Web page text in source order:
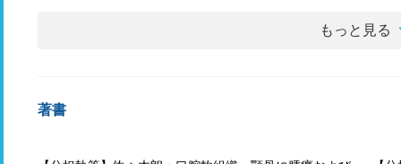
もっと見る
著書